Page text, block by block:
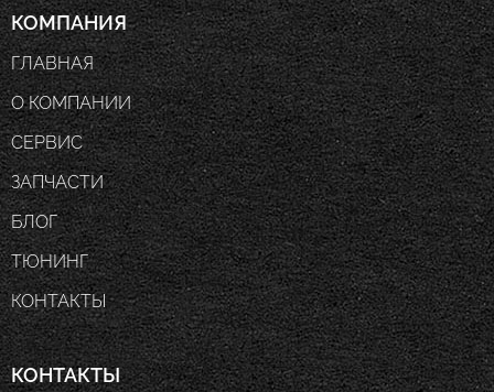
КОМПАНИЯ
ГЛАВНАЯ
О КОМПАНИИ
СЕРВИС
ЗАПЧАСТИ
БЛОГ
ТЮНИНГ
КОНТАКТЫ
КОНТАКТЫ